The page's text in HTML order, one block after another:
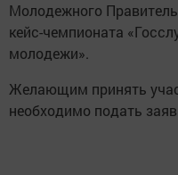
Молодежного
кейс-чемпионата
молодежи».
Желающим принять
необходимо подать